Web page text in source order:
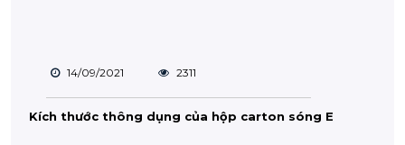
14/09/2021 2311
Kích thước thông dụng của hộp carton sóng E